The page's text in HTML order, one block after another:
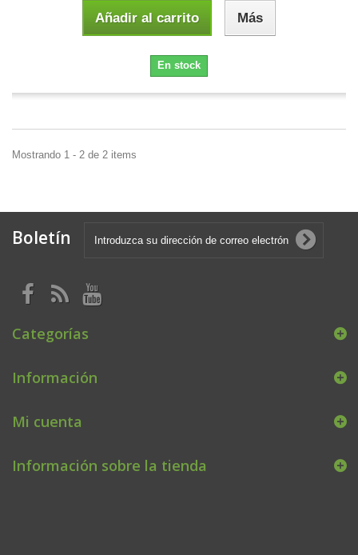
Añadir al carrito Más
En stock
Mostrando 1 - 2 de 2 items
Boletín
Categorías
Información
Mi cuenta
Información sobre la tienda